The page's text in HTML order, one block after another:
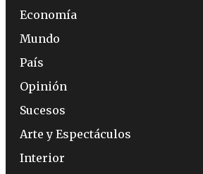
Economía
Mundo
País
Opinión
Sucesos
Arte y Espectáculos
Interior